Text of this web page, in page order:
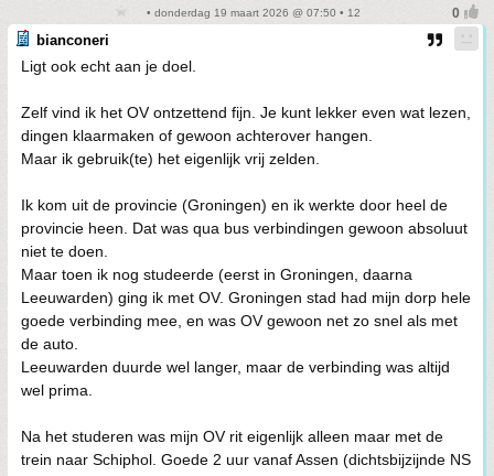
• donderdag 19 maart 2026 @ 07:50 • 12
bianconeri
Ligt ook echt aan je doel.
Zelf vind ik het OV ontzettend fijn. Je kunt lekker even wat lezen,
dingen klaarmaken of gewoon achterover hangen.
Maar ik gebruik(te) het eigenlijk vrij zelden.
Ik kom uit de provincie (Groningen) en ik werkte door heel de
provincie heen. Dat was qua bus verbindingen gewoon absoluut
niet te doen.
Maar toen ik nog studeerde (eerst in Groningen, daarna
Leeuwarden) ging ik met OV. Groningen stad had mijn dorp hele
goede verbinding mee, en was OV gewoon net zo snel als met
de auto.
Leeuwarden duurde wel langer, maar de verbinding was altijd
wel prima.
Na het studeren was mijn OV rit eigenlijk alleen maar met de
trein naar Schiphol. Goede 2 uur vanaf Assen (dichtsbijzijnde NS